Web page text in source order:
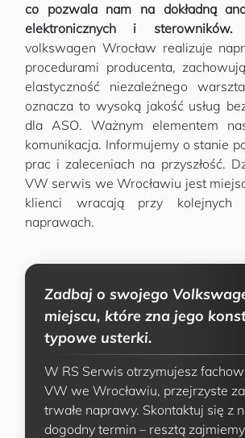
co pozwala nam na dokładną
elektronicznych i sterowników.
volkswagen Wrocław realizuje
procedurami producenta,
elastyczność niezależnego
oznacza to wysoką jakość usług
dla ASO. Ważnym elementem
komunikacja. Informujemy o stanie
prac i zaleceniach na przyszłość.
VW serwis we Wrocławiu jest
klienci wracają przy kolejnych
naprawach.
Zadbaj o swojego
miejscu, które zna jego
typowe usterki.
W RS Serwis otrzymujesz
VW we Wrocławiu, przejrzyste
trwałe naprawy. Skontaktuj się z
dogodny termin – resztą